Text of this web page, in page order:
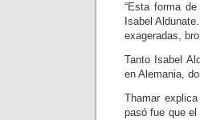
“Esta forma
Isabel
exageradas,
Tanto Isabel
en Alemania,
Thamar
pasó fue que